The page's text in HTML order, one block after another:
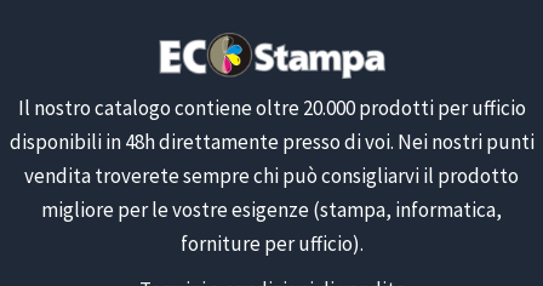
Il nostro catalogo contiene oltre 20.000 prodotti per ufficio
disponibili in 48h direttamente presso di voi. Nei nostri punti
vendita troverete sempre chi può consigliarvi il prodotto
migliore per le vostre esigenze (stampa, informatica,
forniture per ufficio).